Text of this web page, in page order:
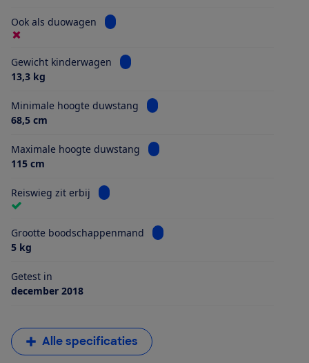
Ook als duowagen Bekijk informatie voor Ook als duowagen
Gewicht kinderwagen
Bekijk informatie voor Gewicht
13,3 kg
Minimale hoogte duwstang
Bekijk informatie voor Minimale
68,5 cm
Maximale hoogte duwstang
Bekijk informatie voor Maximale
115 cm
Reiswieg zit erbij Bekijk informatie voor Reiswieg zit erbij
Grootte boodschappenmand
Bekijk informatie voor Grootte
5 kg
Getest in
december 2018
Alle specificaties